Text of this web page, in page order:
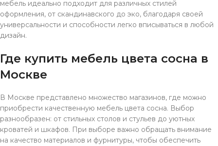
мебель идеально подходит для различных стилей
оформления, от скандинавского до эко, благодаря своей
универсальности и способности легко вписываться в любой
дизайн.
Где купить мебель цвета сосна в
Москве
В Москве представлено множество магазинов, где можно
приобрести качественную мебель цвета сосна. Выбор
разнообразен: от стильных столов и стульев до уютных
кроватей и шкафов. При выборе важно обращать внимание
на качество материалов и фурнитуры, чтобы обеспечить